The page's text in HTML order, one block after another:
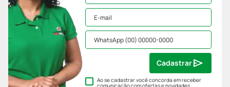
Ao se cadastrar você concorda em receber
comunicação com ofertas e novidades,
Cadastrar